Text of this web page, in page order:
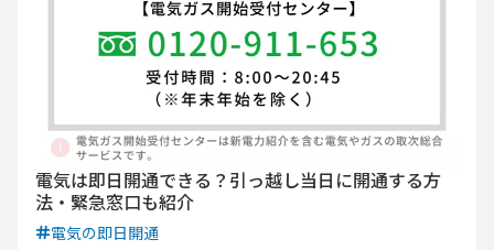
電気は即日開通できる？引っ越し当日に開通する方
法・緊急窓口も紹介
電気の即日開通